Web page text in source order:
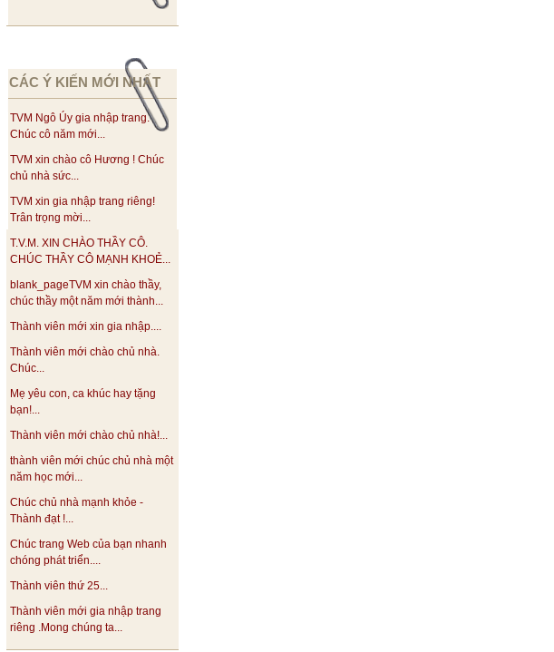
CÁC Ý KIẾN MỚI NHẤT
TVM Ngô Úy gia nhập trang.
Chúc cô năm mới...
TVM xin chào cô Hương ! Chúc
chủ nhà sức...
TVM xin gia nhập trang riêng!
Trân trọng mời...
T.V.M. XIN CHÀO THẦY CÔ.
CHÚC THẦY CÔ MẠNH KHOẺ...
blank_pageTVM xin chào thầy,
chúc thầy một năm mới thành...
Thành viên mới xin gia nhập....
Thành viên mới chào chủ nhà.
Chúc...
Mẹ yêu con, ca khúc hay tặng
bạn!...
Thành viên mới chào chủ nhà!...
thành viên mới chúc chủ nhà một
năm học mới...
Chúc chủ nhà mạnh khỏe -
Thành đạt !...
Chúc trang Web của bạn nhanh
chóng phát triển....
Thành viên thứ 25...
Thành viên mới gia nhập trang
riêng .Mong chúng ta...